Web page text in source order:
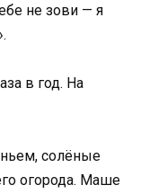
не зови — я
в год. На
солёные
огорода. Маше